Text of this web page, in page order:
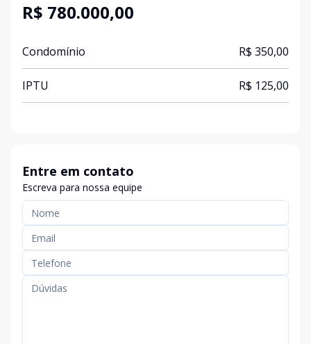
R$ 780.000,00
Condomínio R$ 350,00
IPTU R$ 125,00
Entre em contato
Escreva para nossa equipe